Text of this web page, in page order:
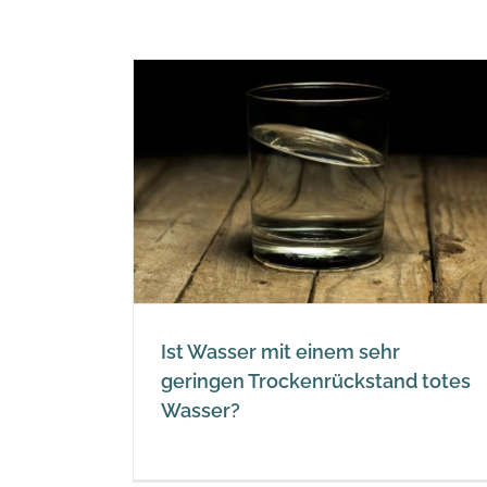
Ist Wasser mit einem sehr
geringen Trockenrückstand totes
Wasser?